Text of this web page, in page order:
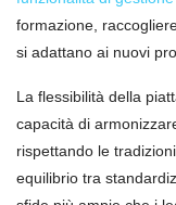
formazione,
si adattano ai nuovi
La flessibilità della
capacità di
rispettando le
equilibrio tra